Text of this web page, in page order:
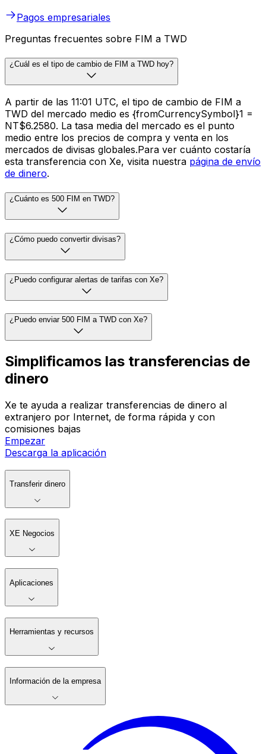
Pagos empresariales
Preguntas frecuentes sobre FIM a TWD
¿Cuál es el tipo de cambio de FIM a TWD hoy?
A partir de las 11:01 UTC, el tipo de cambio de FIM a
TWD del mercado medio es {fromCurrencySymbol}1 =
NT$6.2580. La tasa media del mercado es el punto
medio entre los precios de compra y venta en los
mercados de divisas globales.Para ver cuánto costaría
esta transferencia con Xe, visita nuestra página de envío
de dinero.
¿Cuánto es 500 FIM en TWD?
¿Cómo puedo convertir divisas?
¿Puedo configurar alertas de tarifas con Xe?
¿Puedo enviar 500 FIM a TWD con Xe?
Simplificamos las transferencias de
dinero
Xe te ayuda a realizar transferencias de dinero al
extranjero por Internet, de forma rápida y con
comisiones bajas
Empezar
Descarga la aplicación
Transferir dinero
XE Negocios
Aplicaciones
Herramientas y recursos
Información de la empresa